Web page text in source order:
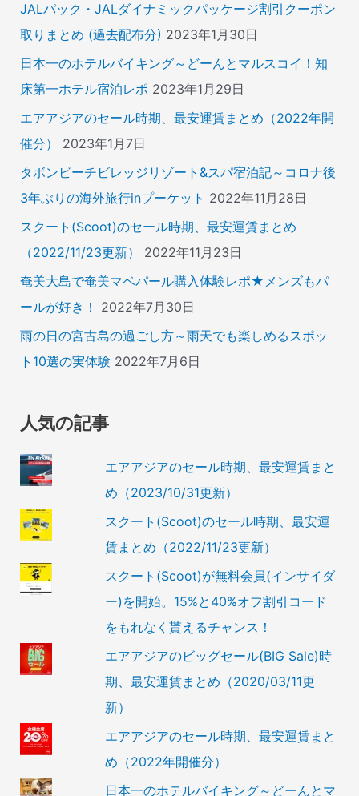
JALパック・JALダイナミックパッケージ割引クーポン
取りまとめ (過去配布分) 2023年1月30日
日本一のホテルバイキング～どーんとマルスコイ！知
床第一ホテル宿泊レポ 2023年1月29日
エアアジアのセール時期、最安運賃まとめ（2022年開
催分）
2023年1月7日
タボンビーチビレッジリゾート&スパ宿泊記～コロナ後
3年ぶりの海外旅行inプーケット 2022年11月28日
スクート(Scoot)のセール時期、最安運賃まとめ
（2022/11/23更新）
2022年11月23日
奄美大島で奄美マベパール購入体験レポ★メンズもパ
ールが好き！
2022年7月30日
雨の日の宮古島の過ごし方～雨天でも楽しめるスポッ
ト10選の実体験 2022年7月6日
人気の記事
エアアジアのセール時期、最安運賃まと
め（2023/10/31更新）
スクート(Scoot)のセール時期、最安運
賃まとめ（2022/11/23更新）
スクート(Scoot)が無料会員(インサイダ
ー)を開始。15%と40%オフ割引コード
をもれなく貰えるチャンス！
エアアジアのビッグセール(BIG Sale)時
期、最安運賃まとめ（2020/03/11更
新）
エアアジアのセール時期、最安運賃まと
め（2022年開催分）
日本一のホテルバイキング～どーんとマ